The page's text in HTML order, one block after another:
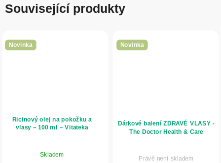
Související produkty
Novinka
Ricinový olej na pokožku a
vlasy – 100 ml – Vitateka
Skladem
Novinka
Dárkové balení ZDRAVÉ VLASY -
The Doctor Health & Care
Právě není skladem